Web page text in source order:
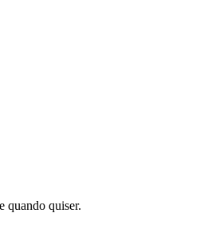
quando quiser.